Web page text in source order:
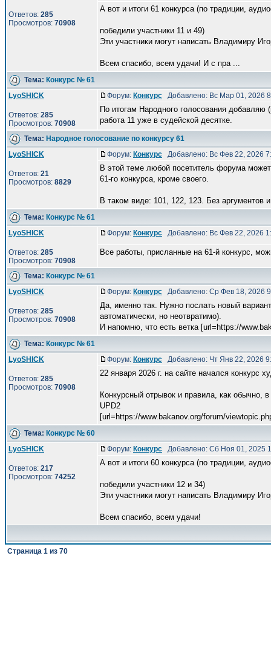
Ответов: 285
Просмотров: 70908
А вот и итоги 61 конкурса (по традиции,
победили участники 11 и 49)
Эти участники могут написать Владимиру
Всем спасибо, всем удачи! И с пра ...
Тема: Конкурс № 61
LyoSHICK
Ответов: 285
Просмотров: 70908
Форум: Конкурс Добавлено: Вс Мар 01, 2026
По итогам Народного голосования
работа 11 уже в судейской десятке.
Тема: Народное голосование по конкурсу 61
LyoSHICK
Ответов: 21
Просмотров: 8829
Форум: Конкурс Добавлено: Вс Фев 22, 2026
В этой теме любой посетитель форума
61-го конкурса, кроме своего.
В таком виде: 101, 122, 123. Без аргументов
Тема: Конкурс № 61
LyoSHICK
Ответов: 285
Просмотров: 70908
Форум: Конкурс Добавлено: Вс Фев 22, 2026
Все работы, присланные на 61-й конкурс,
Тема: Конкурс № 61
LyoSHICK
Ответов: 285
Просмотров: 70908
Форум: Конкурс Добавлено: Ср Фев 18, 2026
Да, именно так. Нужно послать новый
автоматически, но неотвратимо).
И напомню, что есть ветка [url=https://
Тема: Конкурс № 61
LyoSHICK
Ответов: 285
Просмотров: 70908
Форум: Конкурс Добавлено: Чт Янв 22, 2026
22 января 2026 г. на сайте начался конкурс
Конкурсный отрывок и правила, как обычно,
UPD2
[url=https://www.bakanov.org/forum/
Тема: Конкурс № 60
LyoSHICK
Ответов: 217
Просмотров: 74252
Форум: Конкурс Добавлено: Сб Ноя 01, 2025
А вот и итоги 60 конкурса (по традиции,
победили участники 12 и 34)
Эти участники могут написать Владимиру
Всем спасибо, всем удачи!
Страница 1 из 70